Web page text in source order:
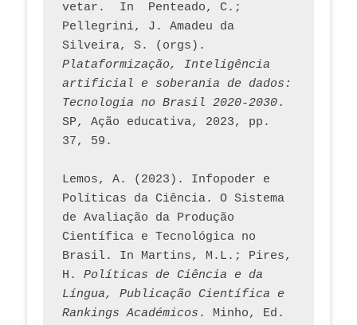
vetar.  In  Penteado, C.;
Pellegrini, J. Amadeu da
Plataformização, Inteligência
artificial e soberania de dados:
Tecnologia no Brasil 2020-2030.
SP, Ação educativa, 2023, pp.
37, 59.
Lemos, A. (2023). Infopoder e
Políticas da Ciência. O Sistema
de Avaliação da Produção
Científica e Tecnológica no
Brasil. In Martins, M.L.; Pires,
H. Políticas de Ciência e da
Língua, Publicação Científica e
Rankings Académicos . Minho, Ed.